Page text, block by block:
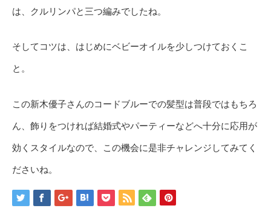
は、クルリンパと三つ編みでしたね。
そしてコツは、はじめにベビーオイルを少しつけておくこ
と。
この新木優子さんのコードブルーでの髪型は普段ではもちろ
ん、飾りをつければ結婚式やパーティーなどへ十分に応用が
効くスタイルなので、この機会に是非チャレンジしてみてく
ださいね。